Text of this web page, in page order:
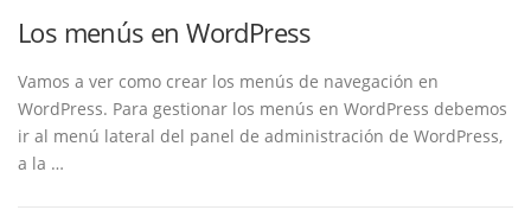
Los menús en WordPress
Vamos a ver como crear los menús de navegación en
WordPress. Para gestionar los menús en WordPress debemos
ir al menú lateral del panel de administración de WordPress,
a la …